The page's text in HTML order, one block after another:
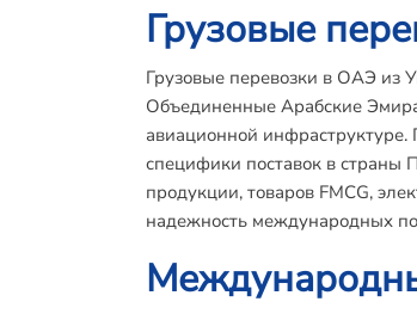
Грузовые
Грузовые перевозки в ОАЭ из
Объединенные Арабские
авиационной
специфики поставок в страны
продукции, товаров FMCG,
надежность международных